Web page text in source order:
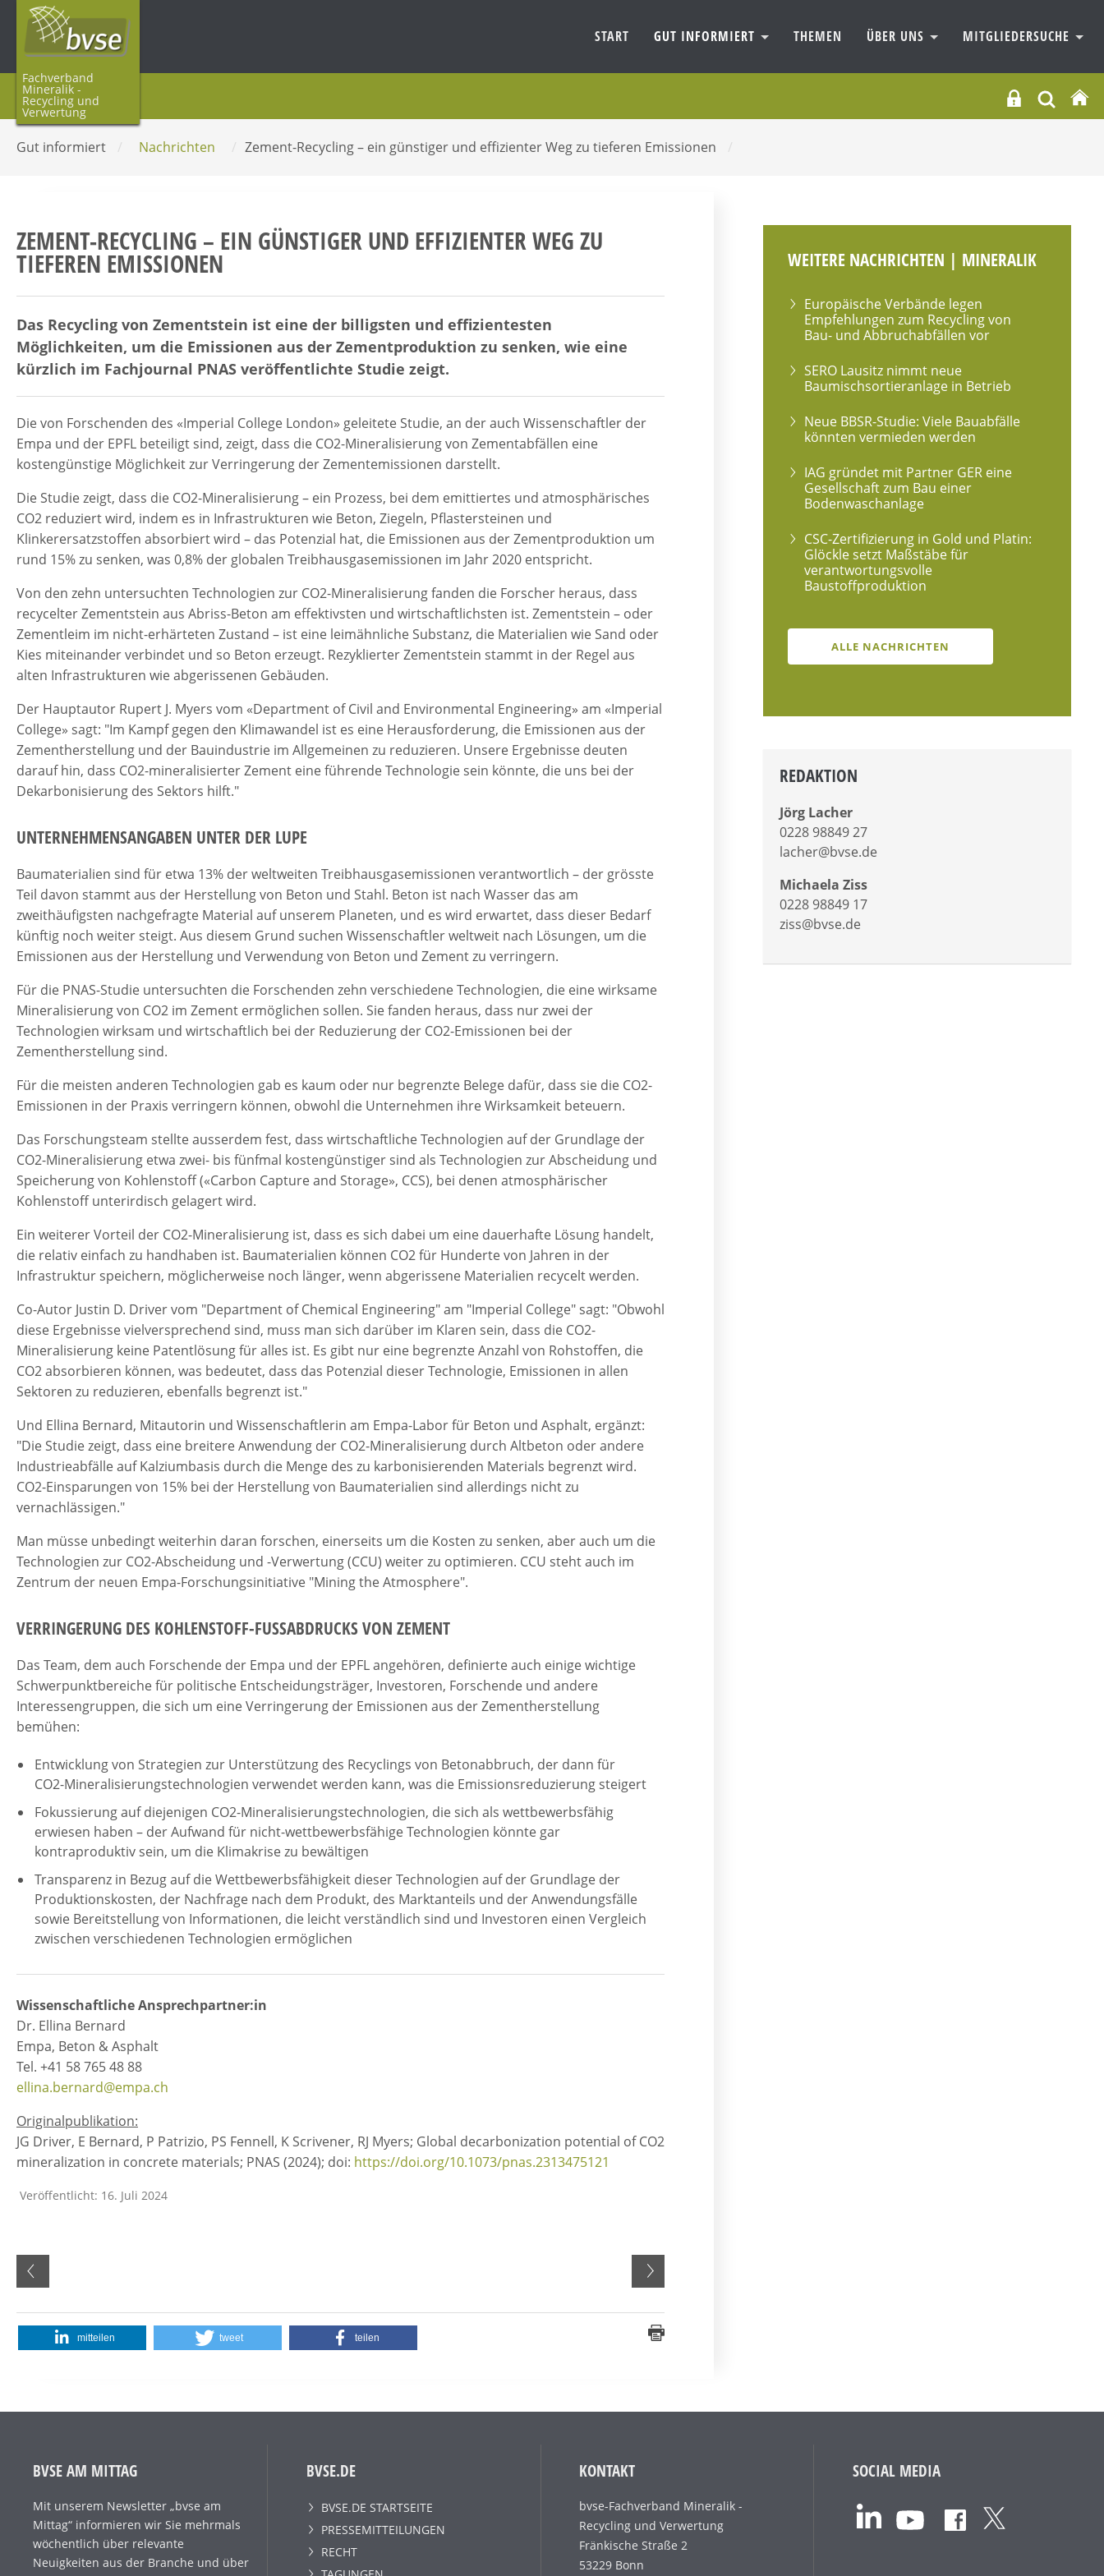
Fachverband
Mineralik -
Recycling und
Verwertung
START GUT INFORMIERT THEMEN ÜBER UNS MITGLIEDERSUCHE
Gut informiert / Nachrichten / Zement-Recycling – ein günstiger und effizienter Weg zu tieferen Emissionen /
ZEMENT-RECYCLING – EIN GÜNSTIGER UND EFFIZIENTER WEG ZU
TIEFEREN EMISSIONEN
Das Recycling von Zementstein ist eine der billigsten und effizientesten
Möglichkeiten, um die Emissionen aus der Zementproduktion zu senken, wie eine
kürzlich im Fachjournal PNAS veröffentlichte Studie zeigt.
Die von Forschenden des «Imperial College London» geleitete Studie, an der auch Wissenschaftler der
Empa und der EPFL beteiligt sind, zeigt, dass die CO2-Mineralisierung von Zementabfällen eine
kostengünstige Möglichkeit zur Verringerung der Zementemissionen darstellt.
Die Studie zeigt, dass die CO2-Mineralisierung – ein Prozess, bei dem emittiertes und atmosphärisches
CO2 reduziert wird, indem es in Infrastrukturen wie Beton, Ziegeln, Pflastersteinen und
Klinkerersatzstoffen absorbiert wird – das Potenzial hat, die Emissionen aus der Zementproduktion um
rund 15% zu senken, was 0,8% der globalen Treibhausgasemissionen im Jahr 2020 entspricht.
Von den zehn untersuchten Technologien zur CO2-Mineralisierung fanden die Forscher heraus, dass
recycelter Zementstein aus Abriss-Beton am effektivsten und wirtschaftlichsten ist. Zementstein – oder
Zementleim im nicht-erhärteten Zustand – ist eine leimähnliche Substanz, die Materialien wie Sand oder
Kies miteinander verbindet und so Beton erzeugt. Rezyklierter Zementstein stammt in der Regel aus
alten Infrastrukturen wie abgerissenen Gebäuden.
Der Hauptautor Rupert J. Myers vom «Department of Civil and Environmental Engineering» am «Imperial
College» sagt: "Im Kampf gegen den Klimawandel ist es eine Herausforderung, die Emissionen aus der
Zementherstellung und der Bauindustrie im Allgemeinen zu reduzieren. Unsere Ergebnisse deuten
darauf hin, dass CO2-mineralisierter Zement eine führende Technologie sein könnte, die uns bei der
Dekarbonisierung des Sektors hilft."
UNTERNEHMENSANGABEN UNTER DER LUPE
Baumaterialien sind für etwa 13% der weltweiten Treibhausgasemissionen verantwortlich – der grösste
Teil davon stammt aus der Herstellung von Beton und Stahl. Beton ist nach Wasser das am
zweithäufigsten nachgefragte Material auf unserem Planeten, und es wird erwartet, dass dieser Bedarf
künftig noch weiter steigt. Aus diesem Grund suchen Wissenschaftler weltweit nach Lösungen, um die
Emissionen aus der Herstellung und Verwendung von Beton und Zement zu verringern.
Für die PNAS-Studie untersuchten die Forschenden zehn verschiedene Technologien, die eine wirksame
Mineralisierung von CO2 im Zement ermöglichen sollen. Sie fanden heraus, dass nur zwei der
Technologien wirksam und wirtschaftlich bei der Reduzierung der CO2-Emissionen bei der
Zementherstellung sind.
Für die meisten anderen Technologien gab es kaum oder nur begrenzte Belege dafür, dass sie die CO2-
Emissionen in der Praxis verringern können, obwohl die Unternehmen ihre Wirksamkeit beteuern.
Das Forschungsteam stellte ausserdem fest, dass wirtschaftliche Technologien auf der Grundlage der
CO2-Mineralisierung etwa zwei- bis fünfmal kostengünstiger sind als Technologien zur Abscheidung und
Speicherung von Kohlenstoff («Carbon Capture and Storage», CCS), bei denen atmosphärischer
Kohlenstoff unterirdisch gelagert wird.
Ein weiterer Vorteil der CO2-Mineralisierung ist, dass es sich dabei um eine dauerhafte Lösung handelt,
die relativ einfach zu handhaben ist. Baumaterialien können CO2 für Hunderte von Jahren in der
Infrastruktur speichern, möglicherweise noch länger, wenn abgerissene Materialien recycelt werden.
Co-Autor Justin D. Driver vom "Department of Chemical Engineering" am "Imperial College" sagt: "Obwohl
diese Ergebnisse vielversprechend sind, muss man sich darüber im Klaren sein, dass die CO2-
Mineralisierung keine Patentlösung für alles ist. Es gibt nur eine begrenzte Anzahl von Rohstoffen, die
CO2 absorbieren können, was bedeutet, dass das Potenzial dieser Technologie, Emissionen in allen
Sektoren zu reduzieren, ebenfalls begrenzt ist."
Und Ellina Bernard, Mitautorin und Wissenschaftlerin am Empa-Labor für Beton und Asphalt, ergänzt:
"Die Studie zeigt, dass eine breitere Anwendung der CO2-Mineralisierung durch Altbeton oder andere
Industrieabfälle auf Kalziumbasis durch die Menge des zu karbonisierenden Materials begrenzt wird.
CO2-Einsparungen von 15% bei der Herstellung von Baumaterialien sind allerdings nicht zu
vernachlässigen."
Man müsse unbedingt weiterhin daran forschen, einerseits um die Kosten zu senken, aber auch um die
Technologien zur CO2-Abscheidung und -Verwertung (CCU) weiter zu optimieren. CCU steht auch im
Zentrum der neuen Empa-Forschungsinitiative "Mining the Atmosphere".
VERRINGERUNG DES KOHLENSTOFF-FUSSABDRUCKS VON ZEMENT
Das Team, dem auch Forschende der Empa und der EPFL angehören, definierte auch einige wichtige
Schwerpunktbereiche für politische Entscheidungsträger, Investoren, Forschende und andere
Interessengruppen, die sich um eine Verringerung der Emissionen aus der Zementherstellung
bemühen:
Entwicklung von Strategien zur Unterstützung des Recyclings von Betonabbruch, der dann für
CO2-Mineralisierungstechnologien verwendet werden kann, was die Emissionsreduzierung steigert
Fokussierung auf diejenigen CO2-Mineralisierungstechnologien, die sich als wettbewerbsfähig
erwiesen haben – der Aufwand für nicht-wettbewerbsfähige Technologien könnte gar
kontraproduktiv sein, um die Klimakrise zu bewältigen
Transparenz in Bezug auf die Wettbewerbsfähigkeit dieser Technologien auf der Grundlage der
Produktionskosten, der Nachfrage nach dem Produkt, des Marktanteils und der Anwendungsfälle
sowie Bereitstellung von Informationen, die leicht verständlich sind und Investoren einen Vergleich
zwischen verschiedenen Technologien ermöglichen
Wissenschaftliche Ansprechpartner:in
Dr. Ellina Bernard
Empa, Beton & Asphalt
Tel. +41 58 765 48 88
ellina.bernard@empa.ch
Originalpublikation:
JG Driver, E Bernard, P Patrizio, PS Fennell, K Scrivener, RJ Myers; Global decarbonization potential of CO2
mineralization in concrete materials; PNAS (2024); doi: https://doi.org/10.1073/pnas.2313475121
Veröffentlicht: 16. Juli 2024
mitteilen tweet teilen
WEITERE NACHRICHTEN | MINERALIK
Europäische Verbände legen
Empfehlungen zum Recycling von
Bau- und Abbruchabfällen vor
SERO Lausitz nimmt neue
Baumischsortieranlage in Betrieb
Neue BBSR-Studie: Viele Bauabfälle
könnten vermieden werden
IAG gründet mit Partner GER eine
Gesellschaft zum Bau einer
Bodenwaschanlage
CSC-Zertifizierung in Gold und Platin:
Glöckle setzt Maßstäbe für
verantwortungsvolle
Baustoffproduktion
ALLE NACHRICHTEN
REDAKTION
Jörg Lacher
0228 98849 27
lacher@bvse.de
Michaela Ziss
0228 98849 17
ziss@bvse.de
BVSE AM MITTAG
Mit unserem Newsletter „bvse am
Mittag“ informieren wir Sie mehrmals
wöchentlich über relevante
Neuigkeiten aus der Branche und über
BVSE.DE
BVSE.DE STARTSEITE
PRESSEMITTEILUNGEN
RECHT
KONTAKT
bvse-Fachverband Mineralik -
Recycling und Verwertung
Fränkische Straße 2
53229 Bonn
SOCIAL MEDIA